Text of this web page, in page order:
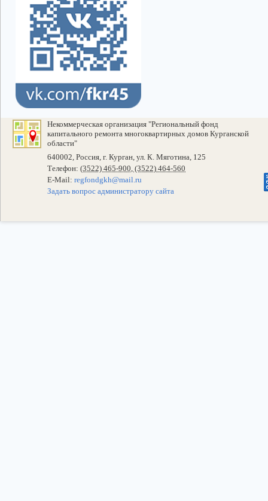
Некоммерческая организация "Региональный фонд
капитального ремонта многоквартирных домов Курганской
области"
640002, Россия, г. Курган, ул. К. Мяготина, 125
Телефон: (3522) 465-900, (3522) 464-560
E-Mail: regfondgkh@mail.ru
Задать вопрос администратору сайта